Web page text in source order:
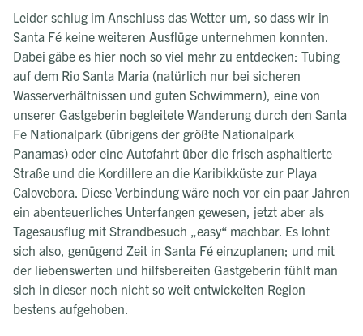
Leider schlug im Anschluss das Wetter um, so dass wir in
Santa Fé keine weiteren Ausflüge unternehmen konnten.
Dabei gäbe es hier noch so viel mehr zu entdecken: Tubing
auf dem Rio Santa Maria (natürlich nur bei sicheren
Wasserverhältnissen und guten Schwimmern), eine von
unserer Gastgeberin begleitete Wanderung durch den Santa
Fe Nationalpark (übrigens der größte Nationalpark
Panamas) oder eine Autofahrt über die frisch asphaltierte
Straße und die Kordillere an die Karibikküste zur Playa
Calovebora. Diese Verbindung wäre noch vor ein paar Jahren
ein abenteuerliches Unterfangen gewesen, jetzt aber als
Tagesausflug mit Strandbesuch „easy“ machbar. Es lohnt
sich also, genügend Zeit in Santa Fé einzuplanen; und mit
der liebenswerten und hilfsbereiten Gastgeberin fühlt man
sich in dieser noch nicht so weit entwickelten Region
bestens aufgehoben.